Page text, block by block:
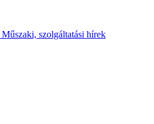
Műszaki, szolgáltatási hírek